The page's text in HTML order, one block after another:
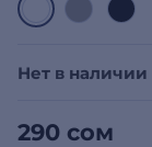
Нет в наличии
290 сом